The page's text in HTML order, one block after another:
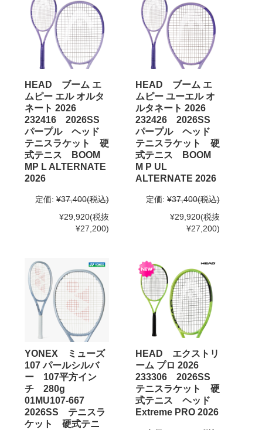
HEAD ブーム エ
ムピー エル オルタ
ネート 2026
232416 2026SS
パープル ヘッド
テニスラケット 硬
式テニス BOOM
MP L ALTERNATE
2026
定価: ¥37,400(税込)
¥29,920(税抜
¥27,200)
HEAD ブーム エ
ムピー ユーエル オ
ルタネート 2026
232426 2026SS
パープル ヘッド
テニスラケット 硬
式テニス BOOM
M P UL
ALTERNATE 2026
定価: ¥37,400(税込)
¥29,920(税抜
¥27,200)
YONEX ミューズ
107 パールシルバ
ー 107平方イン
チ 280g
01MU107-667
2026SS テニスラ
ケット 硬式テニ
HEAD エクストリ
ーム プロ 2026
233306 2026SS
テニスラケット 硬
式テニス ヘッド
Extreme PRO 2026